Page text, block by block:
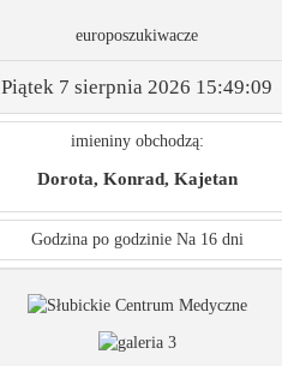
europoszukiwacze
Piątek 7 sierpnia 2026 15:49:10
imieniny obchodzą:
Dorota, Konrad, Kajetan
Godzina po godzinie Na 16 dni